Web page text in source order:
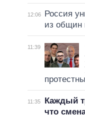
12:06
Россия
из общин
11:39
11:35
Каждый
что